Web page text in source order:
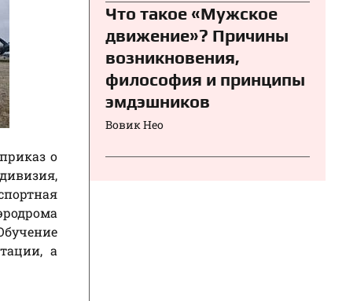
о
а
Что такое «Мужское
движение»? Причины
возникновения,
философия и принципы
эмдэшников
Вовик Нео